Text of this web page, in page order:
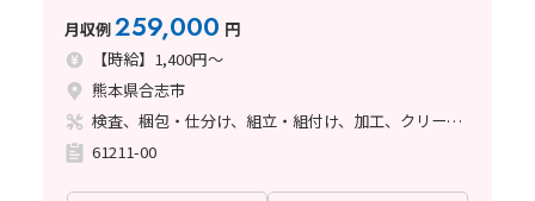
転職者活躍中
月収例259,000 円
【時給】1,400円～
熊本県合志市
検査、梱包・仕分け、組立・組付け、加工、クリーンルーム
61211-00